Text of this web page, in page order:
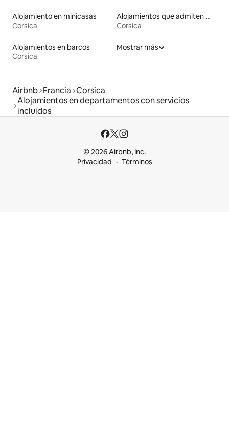
Alojamiento en minicasas
Corsica
Alojamientos que admiten mascotas
Corsica
Alojamientos en barcos
Corsica
Mostrar más
Airbnb Francia Corsica
Alojamientos en departamentos con servicios
incluidos
© 2026 Airbnb, Inc.
Privacidad
Términos